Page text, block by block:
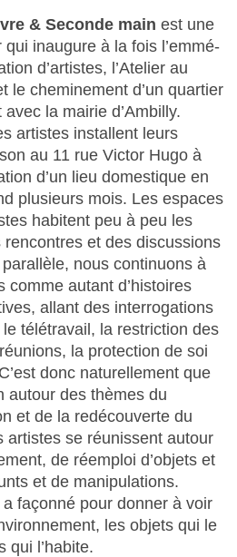
& Seconde main est une
inaugure à la fois l’emmé-
d’artistes, l’Atelier au
le cheminement d’un quartier
la mairie d’Ambilly.
artistes installent leurs
au 11 rue Victor Hugo à
d’un lieu domestique en
plusieurs mois. Les espaces
habitent peu à peu les
rencontres et des discussions
nous continuons à
comme autant d’histoires
allant des interrogations
télétravail, la restriction des
la protection de soi
donc naturellement que
autour des thèmes du
et de la redécouverte du
artistes se réunissent autour
de réemploi d’objets et
et de manipulations.
façonné pour donner à voir
les objets qui le
qui l’habite.